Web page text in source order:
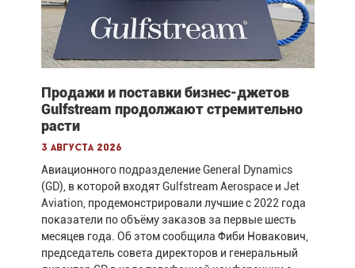
Продажи и поставки бизнес-джетов
Gulfstream продолжают стремительно
расти
3 августа 2026
Авиационного подразделение General Dynamics
(GD), в которой входят Gulfstream Aerospace и Jet
Aviation, продемонстрировали лучшие с 2022 года
показатели по объёму заказов за первые шесть
месяцев года. Об этом сообщила Фиби Новакович,
председатель совета директоров и генеральный